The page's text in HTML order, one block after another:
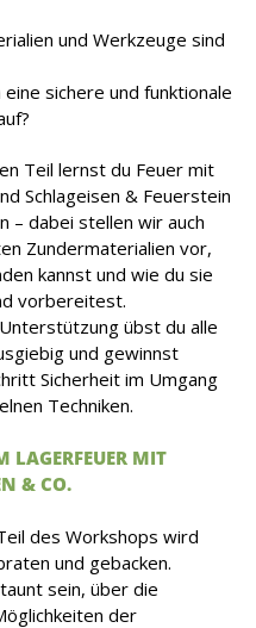
und Werkzeuge sind
eine sichere und funktionale
Teil lernst du Feuer mit
Schlageisen & Feuerstein
– dabei stellen wir auch
Zundermaterialien vor,
kannst und wie du sie
vorbereitest.
übst du alle
und gewinnst
Sicherheit im Umgang
Techniken.
LAGERFEUER MIT
& CO.
des Workshops wird
und gebacken.
sein, über die
der